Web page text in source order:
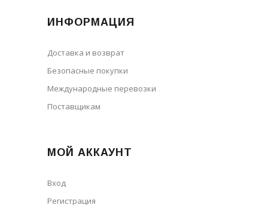
ИНФОРМАЦИЯ
Доставка и возврат
Безопасные покупки
Международные перевозки
Поставщикам
МОЙ АККАУНТ
Вход
Регистрация